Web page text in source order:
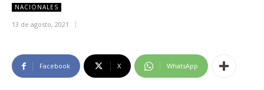
NACIONALES
13 de agosto, 2021
Facebook X WhatsApp